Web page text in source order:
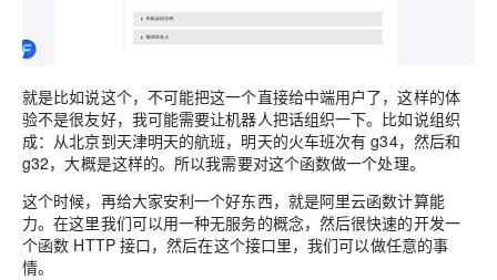
就是比如说这个，不可能把这一个直接给中端用户了，这样的体
验不是很友好，我可能需要让机器人把话组织一下。比如说组织
成：从北京到天津明天的航班，明天的火车班次有 g34，然后和
g32，大概是这样的。所以我需要对这个函数做一个处理。
这个时候，再给大家安利一个好东西，就是阿里云函数计算能
力。在这里我们可以用一种无服务的概念，然后很快速的开发一
个函数 HTTP 接口，然后在这个接口里，我们可以做任意的事
情。